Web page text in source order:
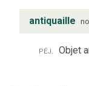
antiquaille
péj. Objet